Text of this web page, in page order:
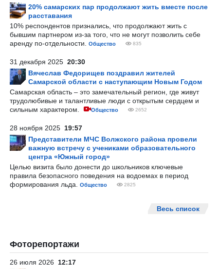
20% самарских пар продолжают жить вместе после
расставания
10% респондентов признались, что продолжают жить с
бывшим партнером из-за того, что не могут позволить себе
аренду по-отдельности.
Общество 835
31 декабря 2025 20:30
Вячеслав Федорищев поздравил жителей
Самарской области с наступающим Новым Годом
Самарская область – это замечательный регион, где живут
трудолюбивые и талантливые люди с открытым сердцем и
сильным характером.
Общество 2652
28 ноября 2025 19:57
Представители МЧС Волжского района провели
важную встречу с учениками образовательного
центра «Южный город»
Целью визита было донести до школьников ключевые
правила безопасного поведения на водоемах в период
формирования льда.
Общество 2825
Весь список
Фоторепортажи
26 июля 2026 12:17